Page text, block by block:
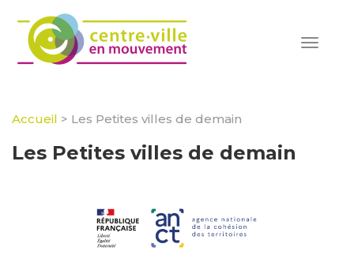
Toggle
Accueil > Les Petites villes de demain
Les Petites villes de demain